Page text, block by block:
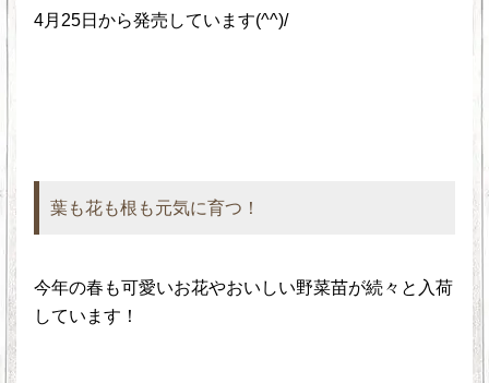
4月25日から発売しています(^^)/
葉も花も根も元気に育つ！
今年の春も可愛いお花やおいしい野菜苗が続々と入荷
しています！